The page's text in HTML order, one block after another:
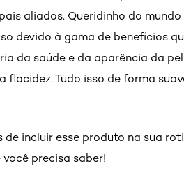
aliados. Queridinho do
devido à gama de benefícios
da saúde e da aparência da
flacidez. Tudo isso de forma
incluir esse produto na sua
precisa saber!